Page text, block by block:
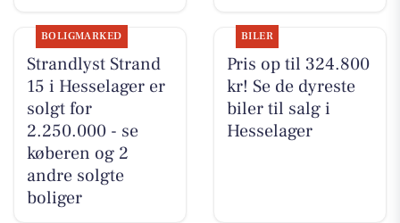
BOLIGMARKED
Strandlyst Strand
15 i Hesselager er
solgt for
2.250.000 - se
køberen og 2
andre solgte
boliger
BILER
Pris op til 324.800
kr! Se de dyreste
biler til salg i
Hesselager